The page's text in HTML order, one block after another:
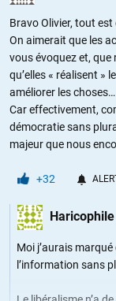
Bravo Olivier, tout
On aimerait que les
vous évoquez et, que
qu’elles « réalisent »
améliorer les choses…
Car effectivement,
démocratie sans
majeur que nous
+32
Haricophile
Moi j’aurais
l’information sans